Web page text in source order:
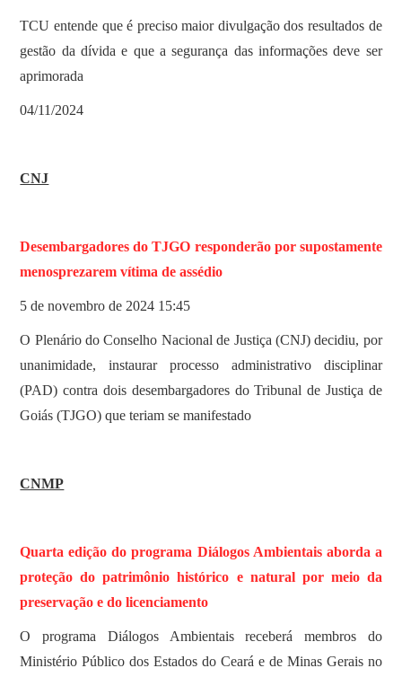
TCU entende que é preciso maior divulgação dos resultados de
gestão da dívida e que a segurança das informações deve ser
aprimorada
04/11/2024
CNJ
Desembargadores do TJGO responderão por supostamente
menosprezarem vítima de assédio
5 de novembro de 2024 15:45
O Plenário do Conselho Nacional de Justiça (CNJ) decidiu, por
unanimidade, instaurar processo administrativo disciplinar
(PAD) contra dois desembargadores do Tribunal de Justiça de
Goiás (TJGO) que teriam se manifestado
CNMP
Quarta edição do programa Diálogos Ambientais aborda a
proteção do patrimônio histórico e natural por meio da
preservação e do licenciamento
O programa Diálogos Ambientais receberá membros do
Ministério Público dos Estados do Ceará e de Minas Gerais no